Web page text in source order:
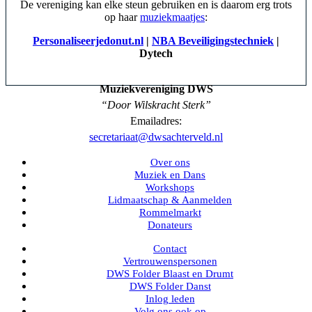
De vereniging kan elke steun gebruiken en is daarom erg trots
op haarmuziekmaatjes:
Personaliseerjedonut.nl | NBA Beveiligingstechniek |
Dytech
Muziekvereniging DWS
“Door Wilskracht Sterk”
Emailadres:
secretariaat@dwsachterveld.nl
Over ons
Muziek en Dans
Workshops
Lidmaatschap & Aanmelden
Rommelmarkt
Donateurs
Contact
Vertrouwenspersonen
DWS Folder Blaast en Drumt
DWS Folder Danst
Inlog leden